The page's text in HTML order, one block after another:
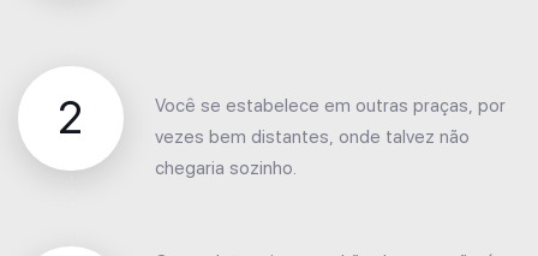
2
Você se estabelece em outras praças, por
vezes bem distantes, onde talvez não
chegaria sozinho.